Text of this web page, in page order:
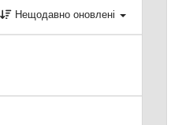
Нещодавно оновлені